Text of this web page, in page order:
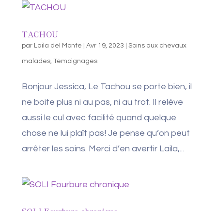
TACHOU
par Laila del Monte Avr 19, 2023 Soins aux chevaux
malades, Témoignages
Bonjour Jessica, Le Tachou se porte bien, il
ne boite plus ni au pas, ni au trot. Il relève
aussi le cul avec facilité quand quelque
chose ne lui plaît pas! Je pense qu’on peut
arrêter les soins. Merci d’en avertir Laila,...